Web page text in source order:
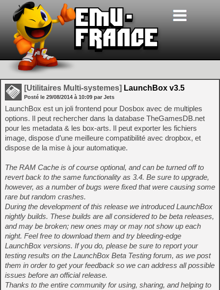
[Utilitaires Multi-systemes] LaunchBox v3.5
Posté le 29/08/2014 à 10:09 par Jets
LaunchBox est un joli frontend pour Dosbox avec de multiples
options. Il peut rechercher dans la database TheGamesDB.net
pour les metadata & les box-arts. Il peut exporter les fichiers
image, dispose d’une meilleure compatibilité avec dropbox, et
dispose de la mise à jour automatique.
The RAM Cache is of course optional, and can be turned off to
revert back to the same functionality as 3.4. Be sure to upgrade,
however, as a number of bugs were fixed that were causing some
rare but random crashes.
During the development of this release we introduced LaunchBox
nightly builds. These builds are all considered to be beta releases,
and may be broken; new ones may or may not show up each
night. Feel free to download them and try bleeding-edge
LaunchBox versions. If you do, please be sure to report your
testing results on the LaunchBox Beta Testing forum, as we post
them in order to get your feedback so we can address all possible
issues before an official release.
Thanks to the entire community for using, sharing, and helping to